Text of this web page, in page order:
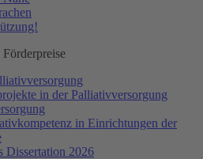
in der Palliativversorgung
in Einrichtungen der
2026